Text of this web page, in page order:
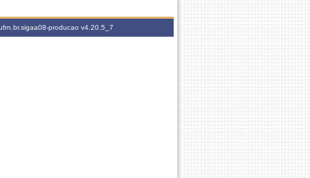
producao v4.20.5_7